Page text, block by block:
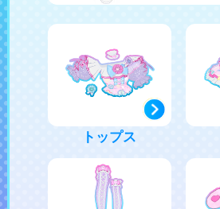
トップス